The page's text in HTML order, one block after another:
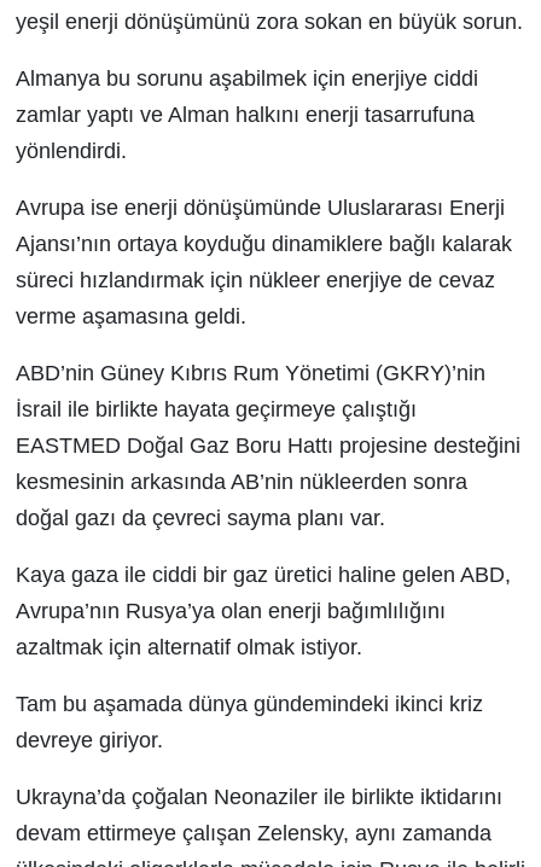
yeşil enerji dönüşümünü zora sokan en büyük sorun.
Almanya bu sorunu aşabilmek için enerjiye ciddi
zamlar yaptı ve Alman halkını enerji tasarrufuna
yönlendirdi.
Avrupa ise enerji dönüşümünde Uluslararası Enerji
Ajansı’nın ortaya koyduğu dinamiklere bağlı kalarak
süreci hızlandırmak için nükleer enerjiye de cevaz
verme aşamasına geldi.
ABD’nin Güney Kıbrıs Rum Yönetimi (GKRY)’nin
İsrail ile birlikte hayata geçirmeye çalıştığı
EASTMED Doğal Gaz Boru Hattı projesine desteğini
kesmesinin arkasında AB’nin nükleerden sonra
doğal gazı da çevreci sayma planı var.
Kaya gaza ile ciddi bir gaz üretici haline gelen ABD,
Avrupa’nın Rusya’ya olan enerji bağımlılığını
azaltmak için alternatif olmak istiyor.
Tam bu aşamada dünya gündemindeki ikinci kriz
devreye giriyor.
Ukrayna’da çoğalan Neonaziler ile birlikte iktidarını
devam ettirmeye çalışan Zelensky, aynı zamanda